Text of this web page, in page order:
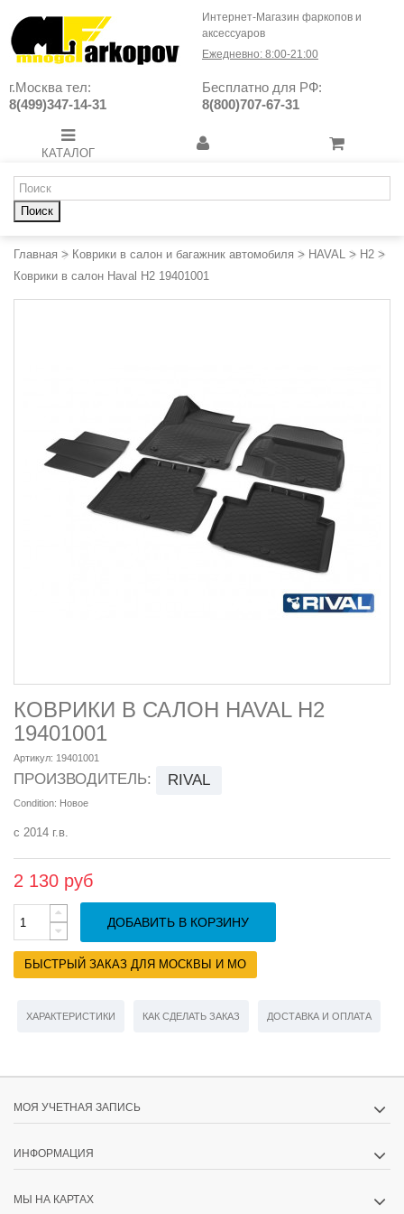
Интернет-Магазин фаркопов и
аксессуаров
Ежедневно: 8:00-21:00
г.Москва тел:
8(499)347-14-31
Бесплатно для РФ:
8(800)707-67-31
КАТАЛОГ
Поиск
Главная > Коврики в салон и багажник автомобиля > HAVAL > H2 >
Коврики в салон Haval H2 19401001
КОВРИКИ В САЛОН HAVAL H2
19401001
Артикул: 19401001
ПРОИЗВОДИТЕЛЬ: RIVAL
Condition: Новое
с 2014 г.в.
2 130 руб
ДОБАВИТЬ В КОРЗИНУ
БЫСТРЫЙ ЗАКАЗ ДЛЯ МОСКВЫ И МО
ХАРАКТЕРИСТИКИ КАК СДЕЛАТЬ ЗАКАЗ ДОСТАВКА И ОПЛАТА
МОЯ УЧЕТНАЯ ЗАПИСЬ
ИНФОРМАЦИЯ
МЫ НА КАРТАХ